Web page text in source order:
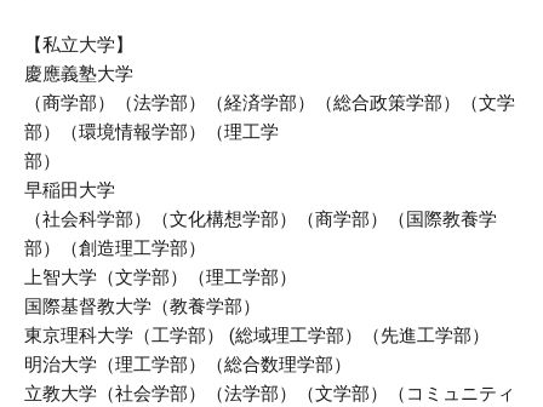
【私立大学】
慶應義塾大学
（商学部）（法学部）（経済学部）（総合政策学部）（文学
部）（環境情報学部）（理工学
早稲田大学
（社会科学部）（文化構想学部）（商学部）（国際教養学
部）（創造理工学部）
上智大学（文学部）（理工学部）
国際基督教大学（教養学部）
東京理科大学（工学部） (総域理工学部）（先進工学部）
明治大学（理工学部）（総合数理学部）
立教大学（社会学部）（法学部）（文学部）（コミュニティ